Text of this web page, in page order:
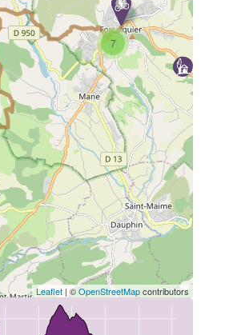
7
Leaflet | ©OpenStreetMapcontributors